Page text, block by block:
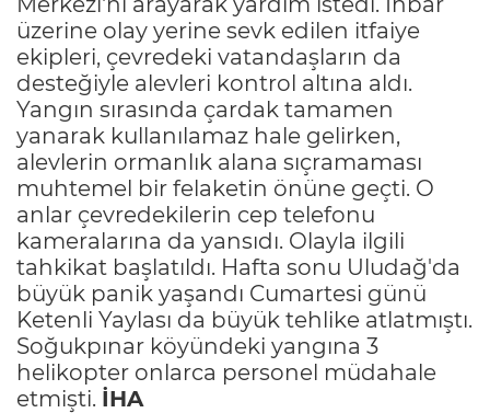
üzerine olay yerine sevk edilen itfaiye
ekipleri, çevredeki vatandaşların da
desteğiyle alevleri kontrol altına aldı.
Yangın sırasında çardak tamamen
yanarak kullanılamaz hale gelirken,
alevlerin ormanlık alana sıçramaması
muhtemel bir felaketin önüne geçti. O
anlar çevredekilerin cep telefonu
kameralarına da yansıdı. Olayla ilgili
tahkikat başlatıldı. Hafta sonu Uludağ'da
büyük panik yaşandı Cumartesi günü
Ketenli Yaylası da büyük tehlike atlatmıştı.
Soğukpınar köyündeki yangına 3
helikopter onlarca personel müdahale
etmişti. İHA